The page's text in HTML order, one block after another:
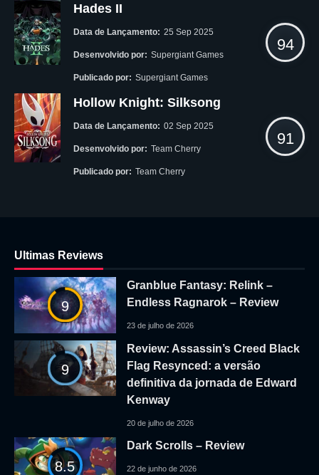
Hades II
Data de Lançamento: 25 Sep 2025
Desenvolvido por: Supergiant Games
Publicado por: Supergiant Games
94
Hollow Knight: Silksong
Data de Lançamento: 02 Sep 2025
Desenvolvido por: Team Cherry
Publicado por: Team Cherry
91
Ultimas Reviews
9
Granblue Fantasy: Relink –
Endless Ragnarok – Review
23 de julho de 2026
9
Review: Assassin’s Creed Black
Flag Resynced: a versão
definitiva da jornada de Edward
Kenway
20 de julho de 2026
8.5
Dark Scrolls – Review
22 de junho de 2026